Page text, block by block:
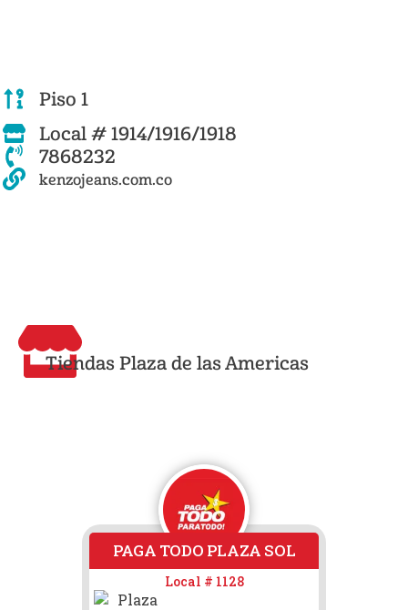
Piso 1
Local # 1914/1916/1918
7868232
kenzojeans.com.co
Tiendas Plaza de las Americas
PAGA TODO PLAZA SOL
Local # 1128